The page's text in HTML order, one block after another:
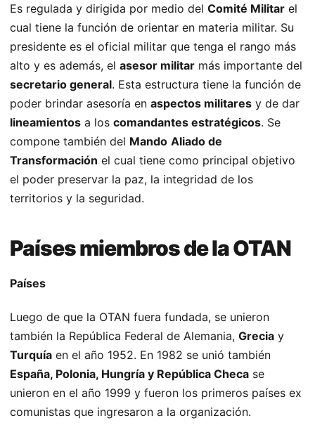
Es regulada y dirigida por medio del Comité Militar el
cual tiene la función de orientar en materia militar. Su
presidente es el oficial militar que tenga el rango más
alto y es además, el asesor militar más importante del
secretario general. Esta estructura tiene la función de
poder brindar asesoría en aspectos militares y de dar
lineamientos a los comandantes estratégicos. Se
compone también del Mando Aliado de
Transformación el cual tiene como principal objetivo
el poder preservar la paz, la integridad de los
territorios y la seguridad.
Países miembros de la OTAN
Países
Luego de que la OTAN fuera fundada, se unieron
también la República Federal de Alemania, Grecia y
Turquía en el año 1952. En 1982 se unió también
España, Polonia, Hungría y República Checa se
unieron en el año 1999 y fueron los primeros países ex
comunistas que ingresaron a la organización.